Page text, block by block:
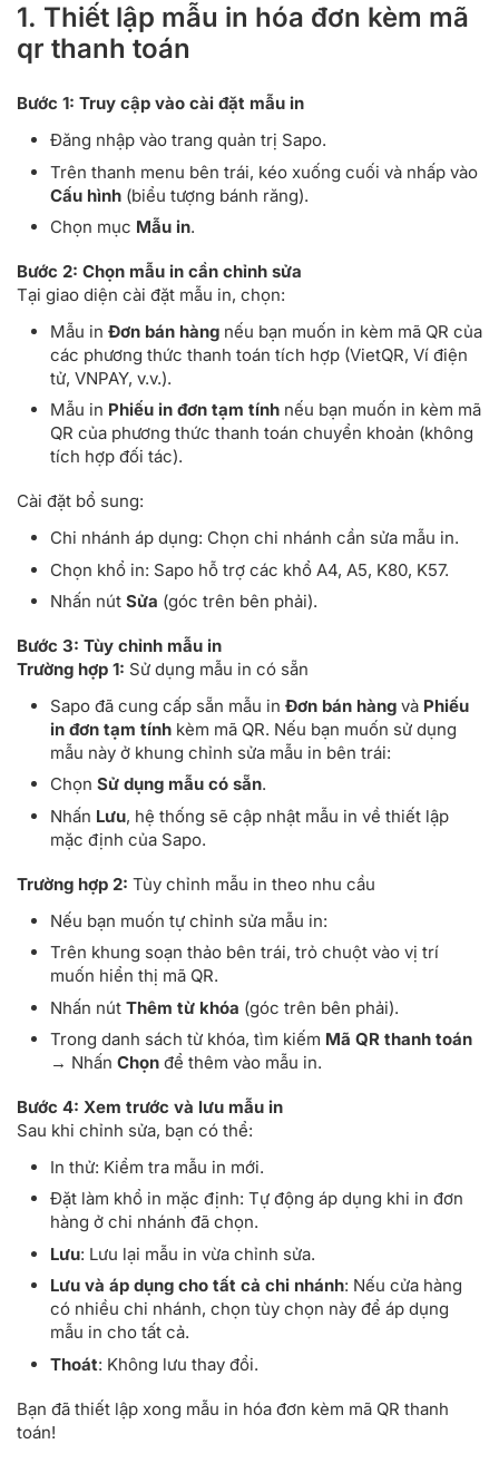
1. Thiết lập mẫu in hóa đơn kèm mã
qr thanh toán
Bước 1: Truy cập vào cài đặt mẫu in
Đăng nhập vào trang quản trị Sapo.
Trên thanh menu bên trái, kéo xuống cuối và nhấp vào
Cấu hình (biểu tượng bánh răng).
Chọn mục Mẫu in.
Bước 2: Chọn mẫu in cần chỉnh sửa
Tại giao diện cài đặt mẫu in, chọn:
Mẫu in Đơn bán hàng nếu bạn muốn in kèm mã QR của
các phương thức thanh toán tích hợp (VietQR, Ví điện
tử, VNPAY, v.v.).
Mẫu in Phiếu in đơn tạm tính nếu bạn muốn in kèm mã
QR của phương thức thanh toán chuyển khoản (không
tích hợp đối tác).
Cài đặt bổ sung:
Chi nhánh áp dụng: Chọn chi nhánh cần sửa mẫu in.
Chọn khổ in: Sapo hỗ trợ các khổ A4, A5, K80, K57.
Nhấn nút Sửa (góc trên bên phải).
Bước 3: Tùy chỉnh mẫu in
Trường hợp 1: Sử dụng mẫu in có sẵn
Sapo đã cung cấp sẵn mẫu in Đơn bán hàng và Phiếu
in đơn tạm tính kèm mã QR. Nếu bạn muốn sử dụng
mẫu này ở khung chỉnh sửa mẫu in bên trái:
Chọn Sử dụng mẫu có sẵn.
Nhấn Lưu, hệ thống sẽ cập nhật mẫu in về thiết lập
mặc định của Sapo.
Trường hợp 2: Tùy chỉnh mẫu in theo nhu cầu
Nếu bạn muốn tự chỉnh sửa mẫu in:
Trên khung soạn thảo bên trái, trỏ chuột vào vị trí
muốn hiển thị mã QR.
Nhấn nút Thêm từ khóa (góc trên bên phải).
Trong danh sách từ khóa, tìm kiếm Mã QR thanh toán
→ Nhấn Chọn để thêm vào mẫu in.
Bước 4: Xem trước và lưu mẫu in
Sau khi chỉnh sửa, bạn có thể:
In thử: Kiểm tra mẫu in mới.
Đặt làm khổ in mặc định: Tự động áp dụng khi in đơn
hàng ở chi nhánh đã chọn.
Lưu: Lưu lại mẫu in vừa chỉnh sửa.
Lưu và áp dụng cho tất cả chi nhánh: Nếu cửa hàng
có nhiều chi nhánh, chọn tùy chọn này để áp dụng
mẫu in cho tất cả.
Thoát: Không lưu thay đổi.
Bạn đã thiết lập xong mẫu in hóa đơn kèm mã QR thanh
toán!